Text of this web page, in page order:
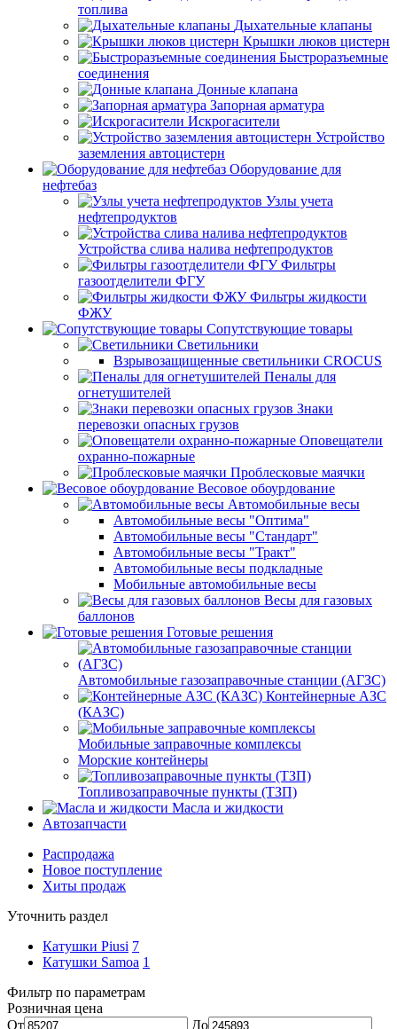
топлива
Дыхательные клапаны
Крышки люков цистерн
Быстроразъемные
соединения
Донные клапана
Запорная арматура
Искрогасители
Устройство
заземления автоцистерн
Оборудование для
нефтебаз
Узлы учета
нефтепродуктов
Устройства слива налива нефтепродуктов
Фильтры
газоотделители ФГУ
Фильтры жидкости
ФЖУ
Сопутствующие товары
Светильники
Взрывозащищенные светильники CROCUS
Пеналы для
огнетушителей
Знаки
перевозки опасных грузов
Оповещатели
охранно-пожарные
Проблесковые маячки
Весовое обоурдование
Автомобильные весы
Автомобильные весы "Оптима"
Автомобильные весы "Стандарт"
Автомобильные весы "Тракт"
Автомобильные весы подкладные
Мобильные автомобильные весы
Весы для газовых
баллонов
Готовые решения
Автомобильные газозаправочные станции (АГЗС)
Контейнерные АЗС
(КАЗС)
Мобильные заправочные комплексы
Морские контейнеры
Топливозаправочные пункты (ТЗП)
Масла и жидкости
Автозапчасти
Распродажа
Новое поступление
Хиты продаж
Уточнить раздел
Катушки Piusi 7
Катушки Samoa 1
Фильтр по параметрам
Розничная цена
От
До